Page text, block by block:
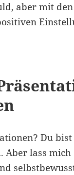
aber mit
Du
Aber lass